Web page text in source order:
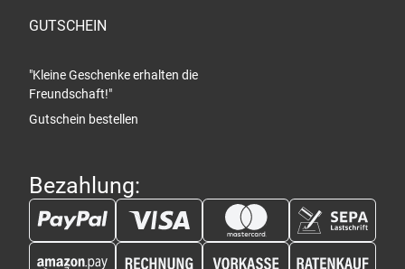
GUTSCHEIN
"Kleine Geschenke erhalten die
Freundschaft!"
Gutschein bestellen
Bezahlung: